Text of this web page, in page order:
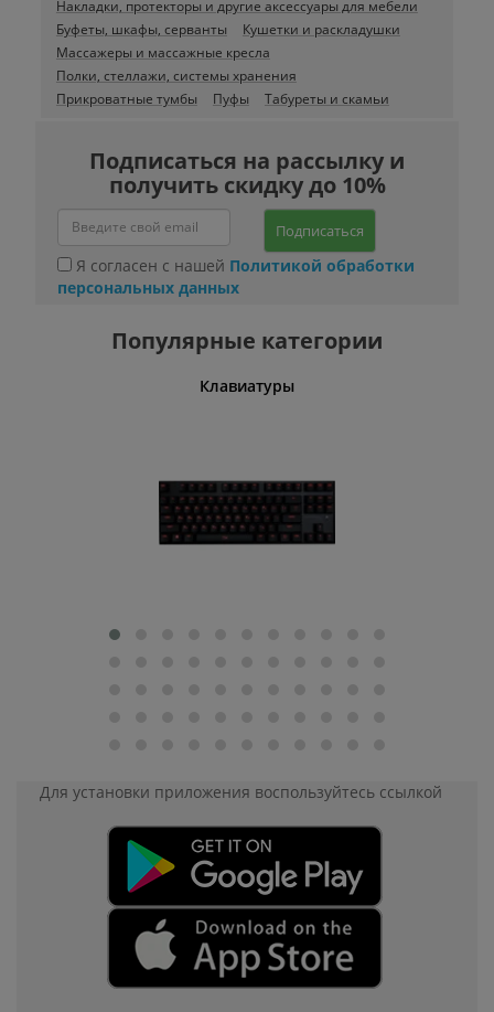
Накладки, протекторы и другие аксессуары для мебели
Буфеты, шкафы, серванты
Кушетки и раскладушки
Массажеры и массажные кресла
Полки, стеллажи, системы хранения
Прикроватные тумбы
Пуфы Табуреты и скамьи
Подписаться на рассылку и
получить скидку до 10%
Подписаться
Я согласен с нашей Политикой обработки
персональных данных
Популярные категории
Клавиатуры
Для установки приложения воспользуйтесь ссылкой